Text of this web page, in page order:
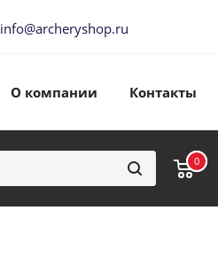
info@archeryshop.ru
О компании Контакты
0
0